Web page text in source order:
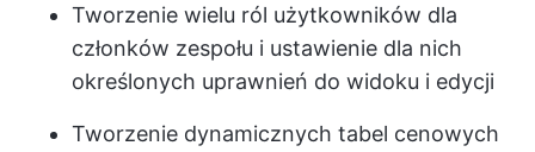
Tworzenie wielu ról użytkowników dla
członków zespołu i ustawienie dla nich
określonych uprawnień do widoku i edycji
Tworzenie dynamicznych tabel cenowych